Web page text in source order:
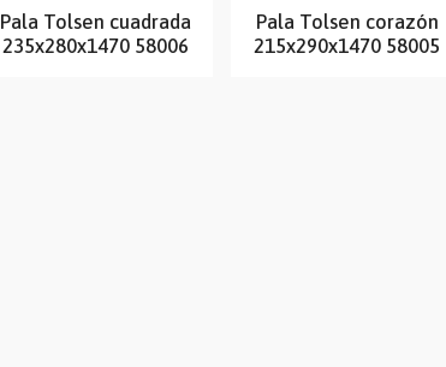
Pala Tolsen cuadrada
235x280x1470 58006
Pala Tolsen corazón
215x290x1470 58005